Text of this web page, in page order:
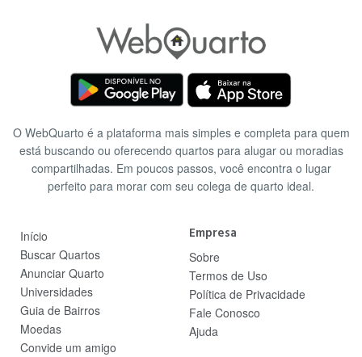
O WebQuarto é a plataforma mais simples e completa para quem
está buscando ou oferecendo quartos para alugar ou moradias
compartilhadas. Em poucos passos, você encontra o lugar
perfeito para morar com seu colega de quarto ideal.
Início
Buscar Quartos
Anunciar Quarto
Universidades
Guia de Bairros
Moedas
Convide um amigo
Empresa
Sobre
Termos de Uso
Política de Privacidade
Fale Conosco
Ajuda